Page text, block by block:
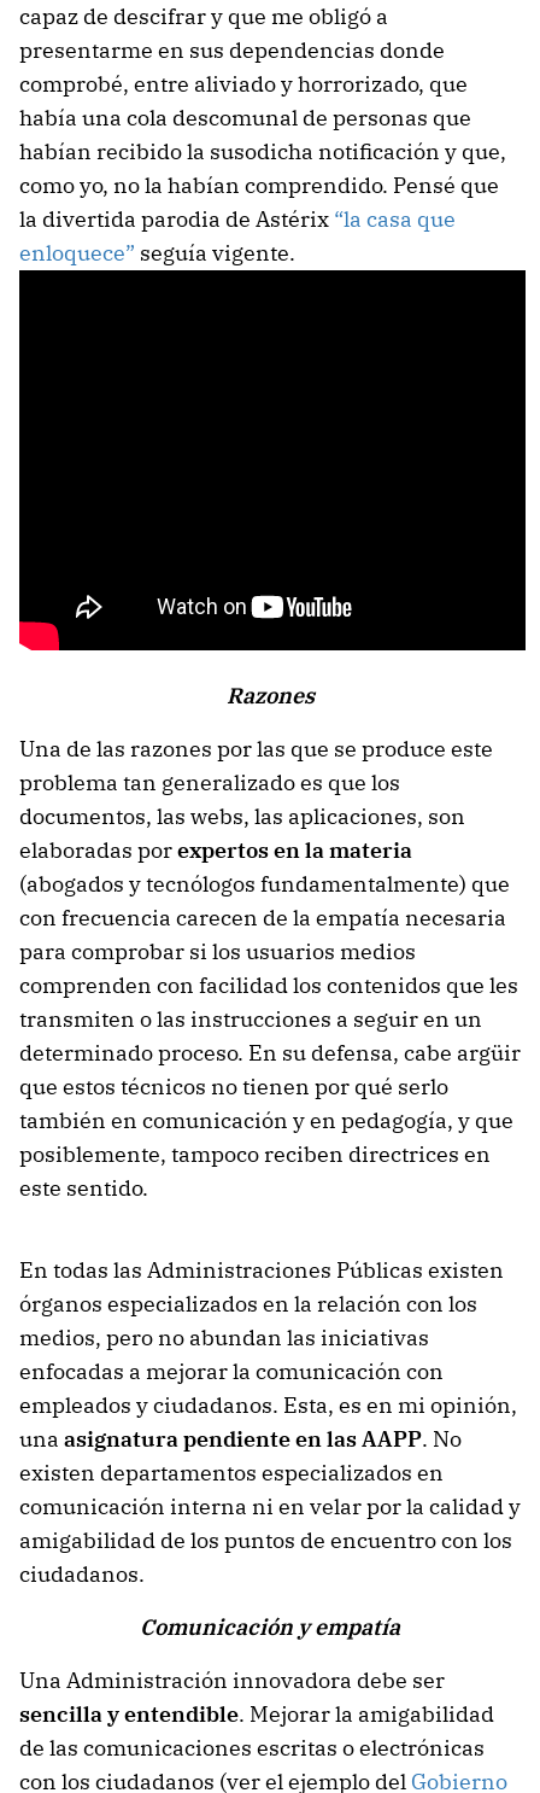
capaz de descifrar y que me obligó a
presentarme en sus dependencias donde
comprobé, entre aliviado y horrorizado, que
había una cola descomunal de personas que
habían recibido la susodicha notificación y que,
como yo, no la habían comprendido. Pensé que
la divertida parodia de Astérix “la casa que
enloquece” seguía vigente.
Razones
Una de las razones por las que se produce este
problema tan generalizado es que los
documentos, las webs, las aplicaciones, son
elaboradas porexpertos en la materia
(abogados y tecnólogos fundamentalmente) que
con frecuencia carecen de la empatía necesaria
para comprobar si los usuarios medios
comprenden con facilidad los contenidos que les
transmiten o las instrucciones a seguir en un
determinado proceso. En su defensa, cabe argüir
que estos técnicos no tienen por qué serlo
también en comunicación y en pedagogía, y que
posiblemente, tampoco reciben directrices en
este sentido.
En todas las Administraciones Públicas existen
órganos especializados en la relación con los
medios, pero no abundan las iniciativas
enfocadas a mejorar la comunicación con
empleados y ciudadanos. Esta, es en mi opinión,
una asignatura pendiente en las AAPP. No
existen departamentos especializados en
comunicación interna ni en velar por la calidad y
amigabilidad de los puntos de encuentro con los
ciudadanos.
Comunicación y empatía
Una Administración innovadora debe ser
sencilla y entendible. Mejorar la amigabilidad
de las comunicaciones escritas o electrónicas
con los ciudadanos (ver el ejemplo del Gobierno